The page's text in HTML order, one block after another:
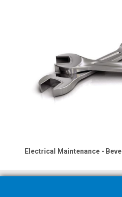
Electrical Maintenance -